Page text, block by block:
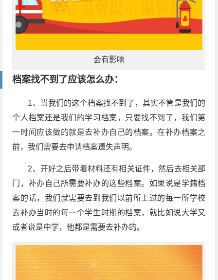
会有影响
档案找不到了应该怎么办：
1、当我们的这个档案找不到了，其实不管是我们的
个人档案还是我们的学习档案，只要找不到了，我们第
一时间应该做的就是去补办自己的档案。在补办档案之
前，我们需要去申请档案遗失声明。
2、开好之后带着材料还有相关证件，然后去相关部
门，补办自己所需要补办的这些档案。如果说是学籍档
案的话，我们就需要去到我们以前所上过的每一所学校
去补办当时的每一个学生时期的档案，就比如说大学又
或者说是中学，他都是需要去补办的。